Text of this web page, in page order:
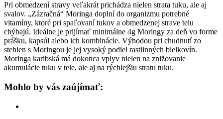
Pri obmedzení stravy veľakrát prichádza nielen strata tuku, ale aj
svalov. „Zázračná“ Moringa doplní do organizmu potrebné
vitamíny, ktoré pri spaľovaní tukov a obmedzenej strave telu
chýbajú. Ideálne je prijímať minimálne 4g Moringy za deň vo forme
prášku, kapsúl alebo ich kombinácie. Výhodou pri chudnutí zo
stehien s Moringou je jej vysoký podiel rastlinných bielkovín.
Moringa karibská má dokonca vplyv nielen na znižovanie
akumulácie tuku v tele, ale aj na rýchlejšiu stratu tuku.
Mohlo by vás zaújímať: